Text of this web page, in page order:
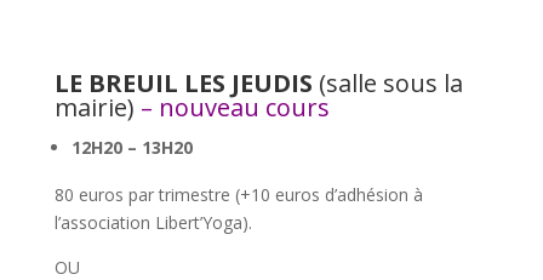
LE BREUIL LES JEUDIS (salle sous la
mairie) – nouveau cours
12H20 – 13H20
80 euros par trimestre (+10 euros d’adhésion à
l’association Libert’Yoga).
OU